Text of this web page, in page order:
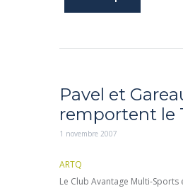
Pavel et
remportent le
1 novembre 2007
ARTQ
Le Club Avantage Multi-Sports